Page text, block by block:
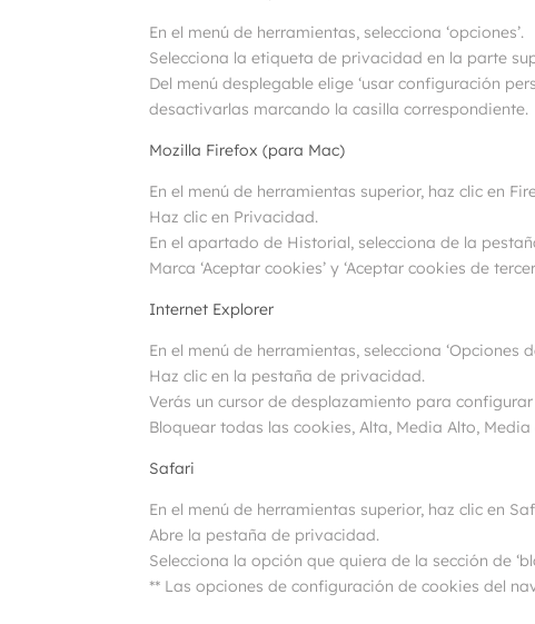
En el menú de herramientas, selecciona ‘opciones’.
Selecciona la etiqueta de privacidad en la parte
Del menú desplegable elige ‘usar configuración
desactivarlas marcando la casilla correspondiente.
Mozilla Firefox (para Mac)
En el menú de herramientas superior, haz clic en
Haz clic en Privacidad.
En el apartado de Historial, selecciona de la
Marca ‘Aceptar cookies’ y ‘Aceptar cookies de
Internet Explorer
En el menú de herramientas, selecciona ‘Opciones
Haz clic en la pestaña de privacidad.
Verás un cursor de desplazamiento para
Bloquear todas las cookies, Alta, Media Alto,
Safari
En el menú de herramientas superior, haz clic en
Abre la pestaña de privacidad.
Selecciona la opción que quiera de la sección de
** Las opciones de configuración de cookies del